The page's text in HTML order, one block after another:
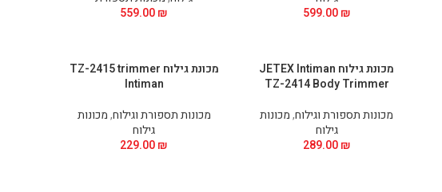
599.00₪
559.00₪
מכונת גילוח JETEX Intiman
TZ-2414 Body Trimmer
מכונות תספורת וגילוח,מכונות
גילוח
289.00₪
מכונת גילוח TZ-2415 trimmer
Intiman
מכונות תספורת וגילוח,מכונות
גילוח
229.00₪